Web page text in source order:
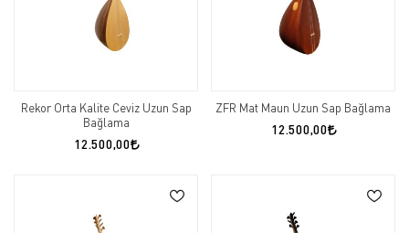
Rekor Orta Kalite Ceviz Uzun Sap
Bağlama
12.500,00
ZFR Mat Maun Uzun Sap Bağlama
12.500,00